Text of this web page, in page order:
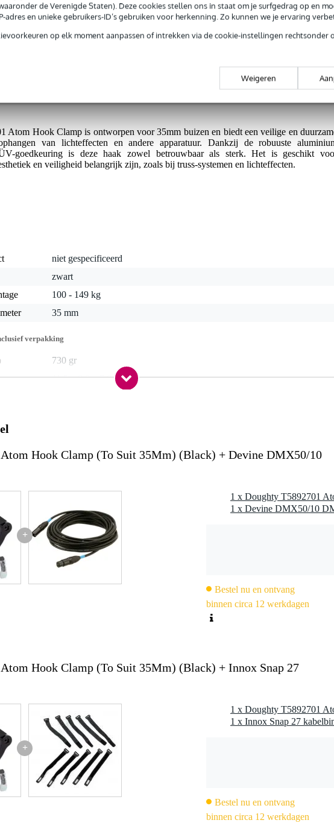
de Verenigde Staten). Deze cookies stellen ons in staat om je surfgedrag op en
adres en unieke gebruikers-ID’s gebruiken voor herkenning. Zo kunnen we je ervaring
op elk moment aanpassen of intrekken via de cookie-instellingen rechtsonder
Weigeren
Op dit product krijg je 3 jaar Bax Music Garantie.
Bax Music Garantie.
Atom Hook Clamp is ontworpen voor 35mm buizen en biedt een veilige en
van lichteffecten en andere apparatuur. Dankzij de robuuste
goedkeuring is deze haak zowel betrouwbaar als sterk. Het is geschikt
en veiligheid belangrijk zijn, zoals bij truss-systemen en lichteffecten.
niet gespecificeerd
zwart
100 - 149 kg
35 mm
verpakking
730 gr
11,5 x 9,0 x 7,0 cm
35mm
100 kg
van AW6082 T6 aluminium, rolpennen van roestvrij staal, oogbout van grade
5:1
goedgekeurd
per doos
handvast
Hook Clamp (To Suit 35Mm) (Black) + Devine DMX50/10
+
Bestel nu en ontvang
binnen circa 12 werkdagen
Hook Clamp (To Suit 35Mm) (Black) + Innox Snap 27
+
Bestel nu en ontvang
binnen circa 12 werkdagen